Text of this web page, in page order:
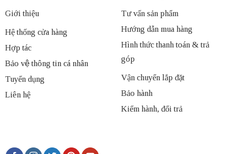
Giới thiệu
Hệ thống cửa hàng
Hợp tác
Bảo vệ thông tin cá nhân
Tuyển dụng
Liên hệ
Tư vấn sản phẩm
Hướng dẫn mua hàng
Hình thức thanh toán & trả
góp
Vận chuyển lắp đặt
Bảo hành
Kiểm hành, đổi trả